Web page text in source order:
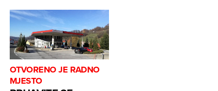
OTVORENO JE RADNO
MJESTO